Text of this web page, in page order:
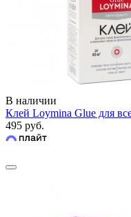
В наличии
Клей Loymina Glue для
495 руб.